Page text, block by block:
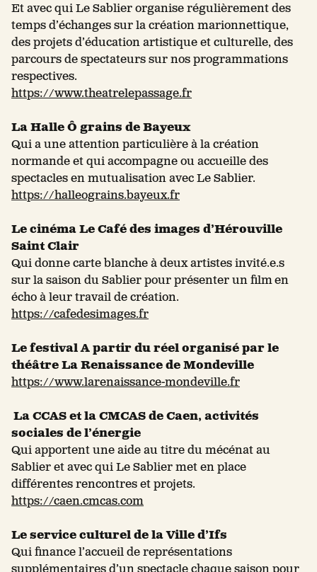
Et avec qui Le Sablier organise régulièrement des
temps d’échanges sur la création marionnettique,
des projets d’éducation artistique et culturelle, des
parcours de spectateurs sur nos programmations
respectives.
https://www.theatrelepassage.fr
La Halle Ô grains de Bayeux
Qui a une attention particulière à la création
normande et qui accompagne ou accueille des
spectacles en mutualisation avec Le Sablier.
https://halleograins.bayeux.fr
Le cinéma Le Café des images d’Hérouville
Saint Clair
Qui donne carte blanche à deux artistes invité.e.s
sur la saison du Sablier pour présenter un film en
écho à leur travail de création.
https://cafedesimages.fr
Le festival A partir du réel organisé par le
théâtre La Renaissance de Mondeville
https://www.larenaissance-mondeville.fr
La CCAS et la CMCAS de Caen, activités
sociales de l’énergie
Qui apportent une aide au titre du mécénat au
Sablier et avec qui Le Sablier met en place
différentes rencontres et projets.
https://caen.cmcas.com
Le service culturel de la Ville d’Ifs
Qui finance l’accueil de représentations